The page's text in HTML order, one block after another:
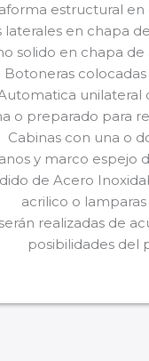
estructural en
laterales en chapa
solido en chapa de
Botoneras
unilateral
o preparado para
Cabinas con una o
y marco espejo
de Acero
acrilico o
realizadas de
posibilidades del